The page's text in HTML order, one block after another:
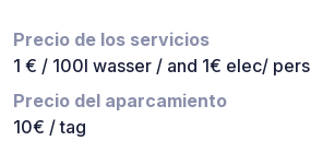
Precio de los servicios
1 € / 100l wasser / and 1€ elec/ pers
Precio del aparcamiento
10€ / tag